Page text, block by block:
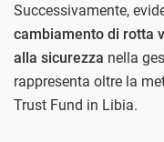
Successivamente,
cambiamento di rotta
alla sicurezza nella
rappresenta oltre la
Trust Fund in Libia.